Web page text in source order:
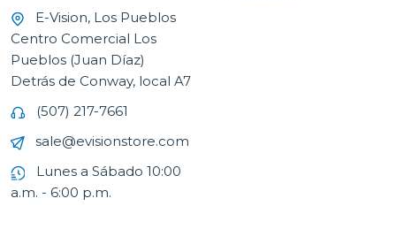
E-Vision, Los Pueblos
Centro Comercial Los
Pueblos (Juan Díaz)
Detrás de Conway, local A7
(507) 217-7661
sale@evisionstore.com
Lunes a Sábado 10:00
a.m. - 6:00 p.m.